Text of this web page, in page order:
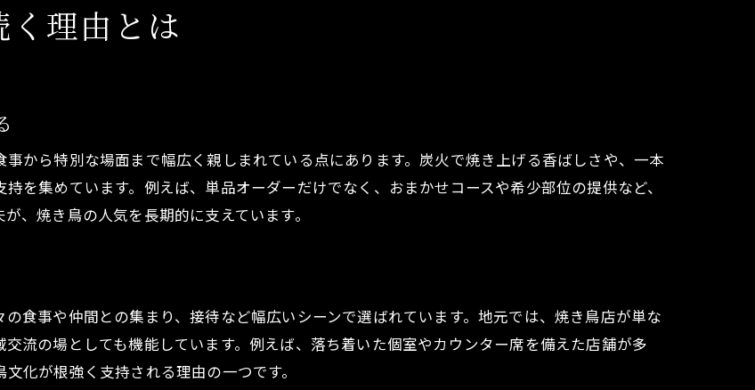
焼き鳥が長く愛される奥深い理由とは
焼き鳥人気の秘密は職人の技にあり
焼き鳥を楽しむなら広島市が注目
焼き鳥好きが広島市を選ぶ納得の理由
焼き鳥巡りで広島市の食を満喫しよう
焼き鳥を楽しむなら広島市が最適な訳
高級感と個室で味わう焼き鳥体験
理由とは
から特別な場面まで幅広く親しまれている点にあります。炭火で焼き上げる香ばしさや、一本
を集めています。例えば、単品オーダーだけでなく、おまかせコースや希少部位の提供など、
、焼き鳥の人気を長期的に支えています。
食事や仲間との集まり、接待など幅広いシーンで選ばれています。地元では、焼き鳥店が単な
流の場としても機能しています。例えば、落ち着いた個室やカウンター席を備えた店舗が多
化が根強く支持される理由の一つです。